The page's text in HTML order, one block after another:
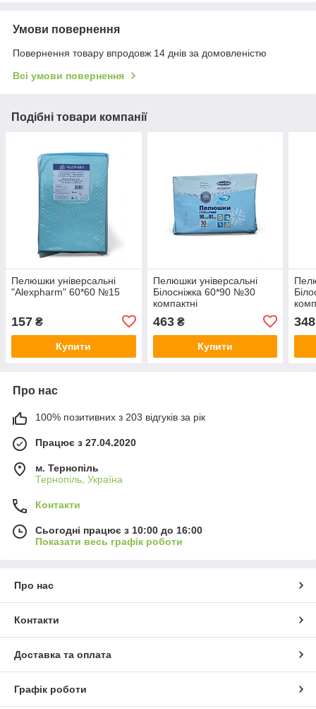
Умови повернення
Повернення товару впродовж 14 днів за домовленістю
Всі умови повернення
Подібні товари компанії
Пелюшки універсальні
"Alexpharm" 60*60 №15
157 ₴
Купити
Пелюшки універсальні
Білосніжка 60*90 №30
компактні
463₴
Купити
348
Про нас
100% позитивних з 203 відгуків за рік
Працює з 27.04.2020
м. Тернопіль
Тернопіль, Україна
Контакти
Сьогодні працює з 10:00 до 16:00
Показати весь графік роботи
Про нас
Контакти
Доставка та оплата
Графік роботи